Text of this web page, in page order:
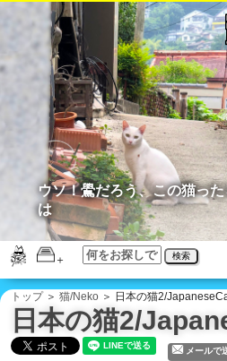
検索
ウソ！鷽だろう、この猫っ
は
トップ＞ 猫/Neko ＞ 日本の猫2/
日本の猫2/
メールで